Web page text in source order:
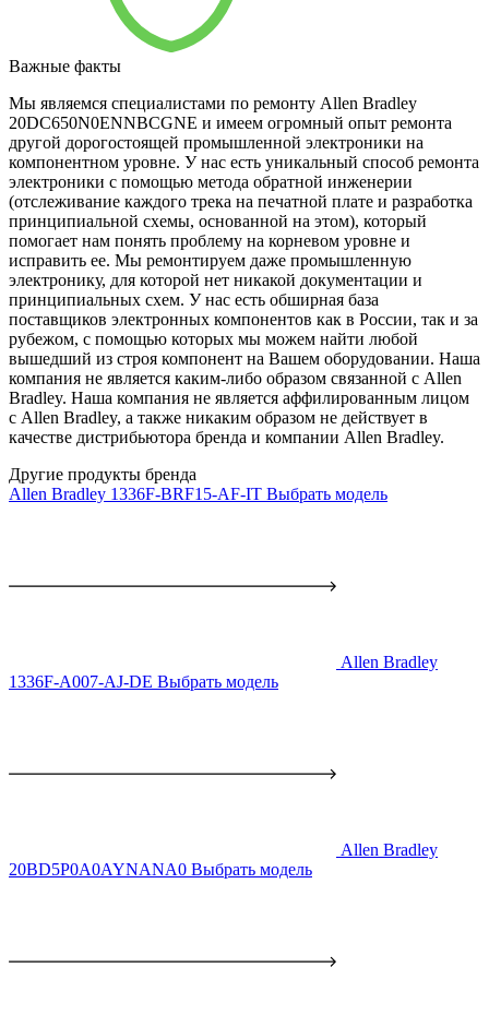
Важные факты
Мы являемся специалистами по ремонту Allen Bradley
20DC650N0ENNBCGNE и имеем огромный опыт ремонта
другой дорогостоящей промышленной электроники на
компонентном уровне. У нас есть уникальный способ ремонта
электроники с помощью метода обратной инженерии
(отслеживание каждого трека на печатной плате и разработка
принципиальной схемы, основанной на этом), который
помогает нам понять проблему на корневом уровне и
исправить ее. Мы ремонтируем даже промышленную
электронику, для которой нет никакой документации и
принципиальных схем. У нас есть обширная база
поставщиков электронных компонентов как в России, так и за
рубежом, с помощью которых мы можем найти любой
вышедший из строя компонент на Вашем оборудовании. Наша
компания не является каким-либо образом связанной с Allen
Bradley. Наша компания не является аффилированным лицом
с Allen Bradley, а также никаким образом не действует в
качестве дистрибьютора бренда и компании Allen Bradley.
Другие продукты бренда
Allen Bradley 1336F-BRF15-AF-IT Выбрать модель
Allen Bradley
1336F-A007-AJ-DE Выбрать модель
Allen Bradley
20BD5P0A0AYNANA0 Выбрать модель